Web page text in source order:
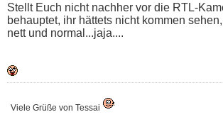
Stellt Euch nicht nachher vor die RTL-
behauptet, ihr hättets nicht kommen
nett und normal...jaja....
Viele Grüße von Tessai